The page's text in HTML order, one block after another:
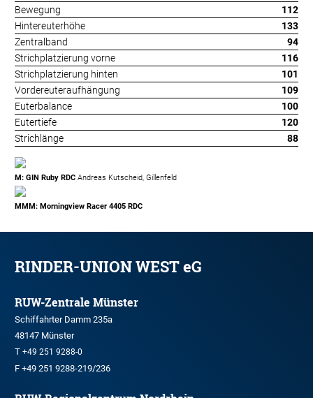
Bewegung
112
Hintereuterhöhe
133
Zentralband
94
Strichplatzierung vorne
116
Strichplatzierung hinten
101
Vordereuteraufhängung
109
Euterbalance
100
Eutertiefe
120
Strichlänge
88
M: GIN Ruby RDC Andreas Kutscheid, Gillenfeld
MMM: Morningview Racer 4405 RDC
RINDER-UNION WEST eG
RUW-Zentrale Münster
Schiffahrter Damm 235a
48147 Münster
T +49 251 9288-0
F +49 251 9288-219/236